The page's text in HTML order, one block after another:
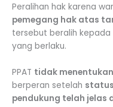
Peralihan hak karena
pemegang hak atas
tersebut beralih kepada
yang berlaku.
PPAT tidak
berperan setelah
pendukung telah jelas